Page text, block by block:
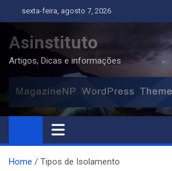
to
content
sexta-feira, agosto 7, 2026
Asinstituto
Artigos, Dicas e informações
Home Tipos de Isolamento